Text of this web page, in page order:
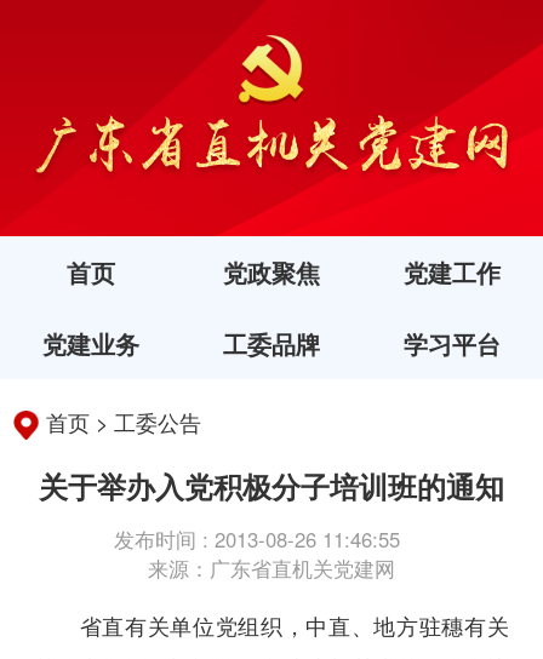
首页 党政聚焦 党建工作
党建业务 工委品牌 学习平台
首页 > 工委公告
关于举办入党积极分子培训班的通知
发布时间 : 2013-08-26 11:46:55
来源：广东省直机关党建网
省直有关单位党组织，中直、地方驻穗有关